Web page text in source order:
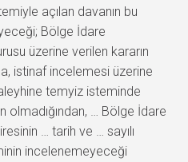
açılan davanın bu
Bölge İdare
üzerine verilen kararın
istinaf incelemesi üzerine
temyiz isteminde
olmadığından, … Bölge İdare
… tarih ve … sayılı
incelenemeyeceği